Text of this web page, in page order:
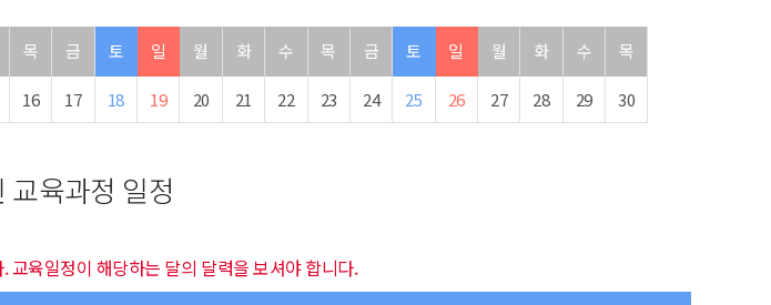
목 금 토 일 월 화 수 목 금 토 일 월 화 수 목
16 17 18 19 20 21 22 23 24 25 26 27 28 29 30
교육과정 일정
육일정이 해당하는 달의 달력을 보셔야 합니다.